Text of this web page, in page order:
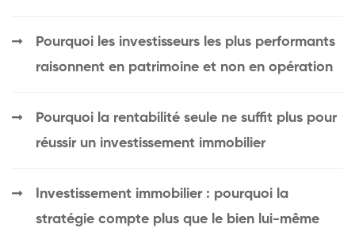
Pourquoi les investisseurs les plus performants
raisonnent en patrimoine et non en opération
Pourquoi la rentabilité seule ne suffit plus pour
réussir un investissement immobilier
Investissement immobilier : pourquoi la
stratégie compte plus que le bien lui-même